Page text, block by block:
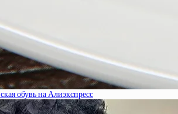
обувь на Алиэкспресс